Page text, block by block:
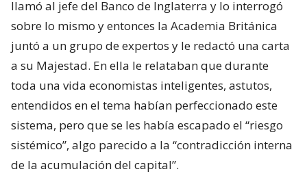
llamó al jefe del Banco de Inglaterra y lo interrogó
sobre lo mismo y entonces la Academia Británica
juntó a un grupo de expertos y le redactó una carta
a su Majestad. En ella le relataban que durante
toda una vida economistas inteligentes, astutos,
entendidos en el tema habían perfeccionado este
sistema, pero que se les había escapado el “riesgo
sistémico”, algo parecido a la “contradicción interna
de la acumulación del capital”.